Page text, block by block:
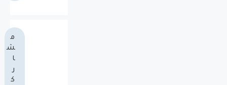
م
ش
ا
ر
ك